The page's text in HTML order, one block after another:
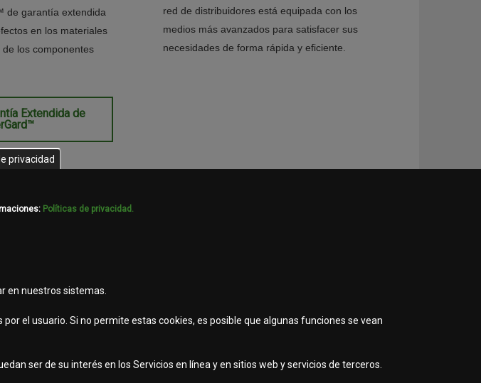
de garantía extendida
en los materiales
los componentes
Extendida de
red de distribuidores está equipada con los
medios más avanzados para satisfacer sus
necesidades de forma rápida y eficiente.
privacidad
Políticas de privacidad.
en nuestros sistemas.
el usuario. Si no permite estas cookies, es posible que algunas funciones se vean
ser de su interés en los Servicios en línea y en sitios web y servicios de terceros.